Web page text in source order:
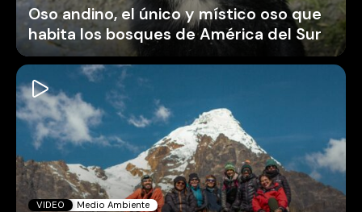
Oso andino, el único y místico oso que
habita los bosques de América del Sur
VIDEO Medio Ambiente